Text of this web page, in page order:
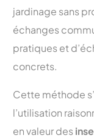
jardinage sans
échanges
pratiques et
concrets.
Cette méthode
l’utilisation
en valeur des